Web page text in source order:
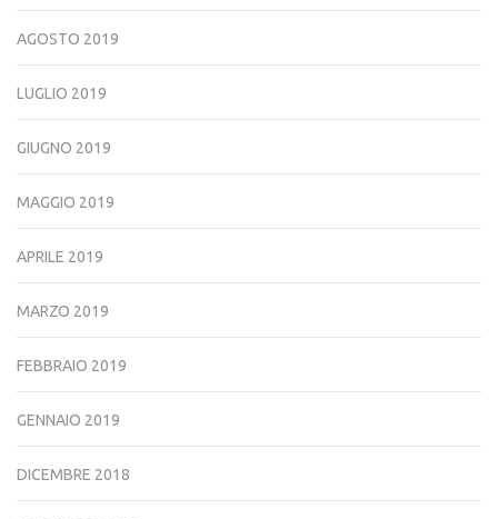
AGOSTO 2019
LUGLIO 2019
GIUGNO 2019
MAGGIO 2019
APRILE 2019
MARZO 2019
FEBBRAIO 2019
GENNAIO 2019
DICEMBRE 2018